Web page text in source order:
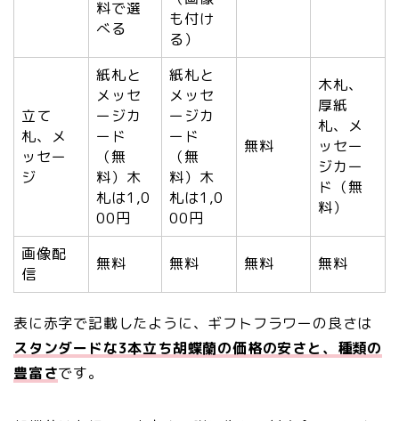
料で選
べる
も付け
る）
立て
札、メ
ッセー
ジ
紙札と
メッセ
ージカ
ード
（無
料）木
札は1,0
00円
紙札と
メッセ
ージカ
ード
（無
料）木
札は1,0
00円
無料
木札、
厚紙
札、メ
ッセー
ジカー
ド（無
料）
画像配
信
無料 無料 無料 無料
表に赤字で記載したように、ギフトフラワーの良さは
スタンダードな3本立ち胡蝶蘭の価格の安さと、種類の
豊富さです。